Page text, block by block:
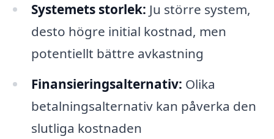
Systemets storlek: Ju större system,
desto högre initial kostnad, men
potentiellt bättre avkastning
Finansieringsalternativ: Olika
betalningsalternativ kan påverka den
slutliga kostnaden